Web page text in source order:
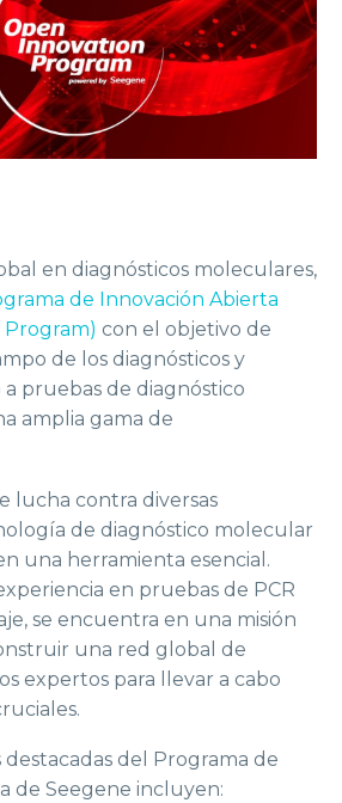
en diagnósticos moleculares,
de Innovación Abierta
con el objetivo de
de los diagnósticos y
a pruebas de diagnóstico
amplia gama de
lucha contra diversas
de diagnóstico molecular
una herramienta esencial.
en pruebas de PCR
se encuentra en una misión
una red global de
expertos para llevar a cabo
destacadas del Programa de
de Seegene incluyen: